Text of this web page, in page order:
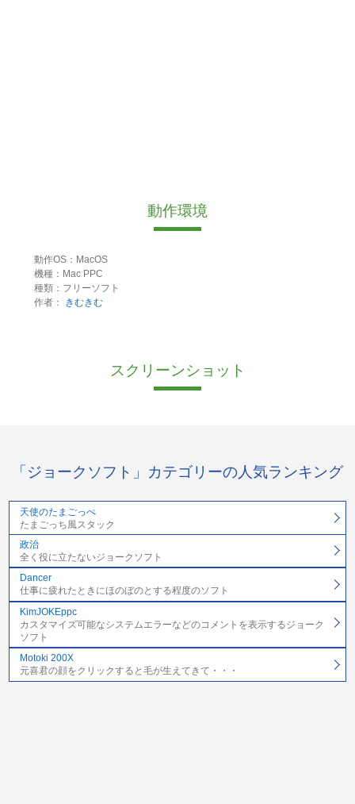
動作環境
動作OS：MacOS
機種：Mac PPC
種類：フリーソフト
作者：
きむきむ
スクリーンショット
「ジョークソフト」カテゴリーの人気ランキング
天使のたまごっぺ
たまごっち風スタック
政治
全く役に立たないジョークソフト
Dancer
仕事に疲れたときにほのぼのとする程度のソフト
KimJOKEppc
カスタマイズ可能なシステムエラーなどのコメントを表示するジョーク
ソフト
Motoki 200X
元喜君の顔をクリックすると毛が生えてきて・・・